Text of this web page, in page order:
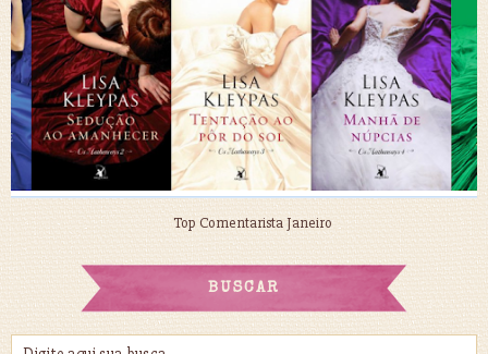
Top Comentarista Janeiro
BUSCAR